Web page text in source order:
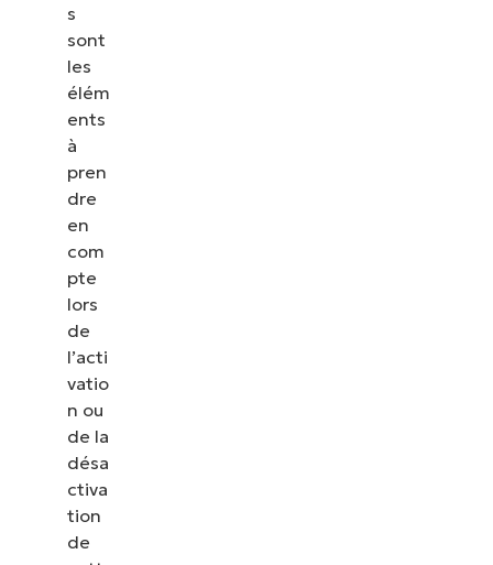
s
sont
les
élém
ents
à
pren
dre
en
com
pte
lors
de
l’acti
vatio
n ou
de la
désa
ctiva
tion
de